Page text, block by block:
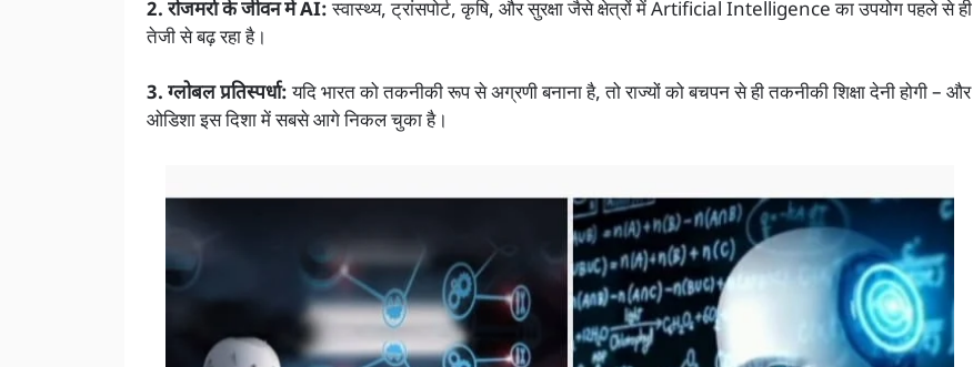
2. रोजमर्रा के जीवन में AI:स्वास्थ्य, ट्रांसपोर्ट, कृषि, और सुरक्षा जैसे क्षेत्रों में Artificial Intelligence का उपयोग पहले से ही
तेजी से बढ़ रहा है।
3. ग्लोबल प्रतिस्पर्धा:यदि भारत को तकनीकी रूप से अग्रणी बनाना है, तो राज्यों को बचपन से ही तकनीकी शिक्षा देनी होगी – और
ओडिशा इस दिशा में सबसे आगे निकल चुका है।